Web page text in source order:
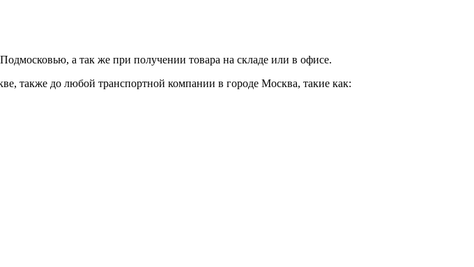
а так же при получении товара на складе или в офисе.
также до любой транспортной компании в городе Москва, такие как: